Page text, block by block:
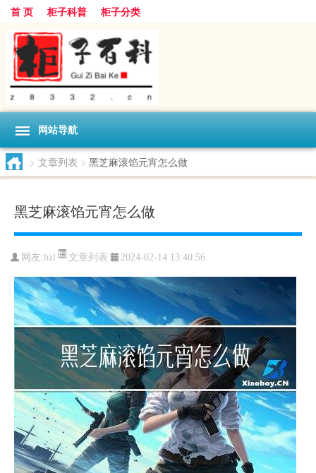
首 页 柜子科普 柜子分类
网站导航
> 文章列表 > 黑芝麻滚馅元宵怎么做
黑芝麻滚馅元宵怎么做
网友:hzl 文章列表 2024-02-14 13:40:56